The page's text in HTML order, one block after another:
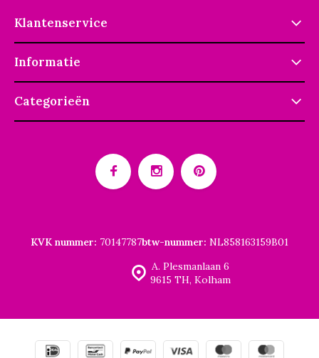
Klantenservice
Informatie
Categorieën
A. Plesmanlaan 6
9615 TH, Kolham
KVK nummer: 70147787btw-nummer: NL858163159B01